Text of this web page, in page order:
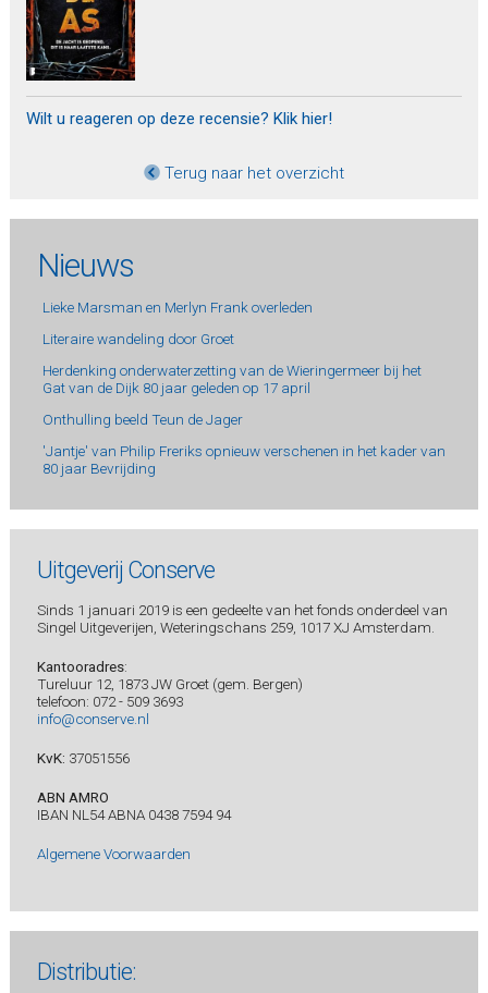
Wilt u reageren op deze recensie? Klik hier!
Terug naar het overzicht
Nieuws
Lieke Marsman en Merlyn Frank overleden
Literaire wandeling door Groet
Herdenking onderwaterzetting van de Wieringermeer bij het
Gat van de Dijk 80 jaar geleden op 17 april
Onthulling beeld Teun de Jager
'Jantje' van Philip Freriks opnieuw verschenen in het kader van
80 jaar Bevrijding
Uitgeverij Conserve
Sinds 1 januari 2019 is een gedeelte van het fonds onderdeel van
Singel Uitgeverijen, Weteringschans 259, 1017 XJ Amsterdam.
Kantooradres:
Tureluur 12, 1873 JW Groet (gem. Bergen)
telefoon: 072 - 509 3693
info@conserve.nl
KvK: 37051556
ABN AMRO
IBAN NL54 ABNA 0438 7594 94
Algemene Voorwaarden
Distributie: